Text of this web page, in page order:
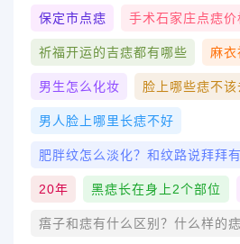
保定市点痣 手术石家庄点痣价
祈福开运的吉痣都有哪些 麻
男生怎么化妆 脸上哪些痣不该
男人脸上哪里长痣不好
肥胖纹怎么淡化？和纹路说拜拜
20年 黑痣长在身上2个部位
痦子和痣有什么区别？什么样的痣